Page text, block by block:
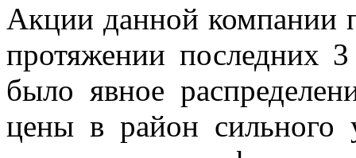
Акции данной компании
протяжении последних
было явное
цены в район сильного